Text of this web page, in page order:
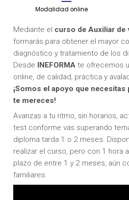
Modalidad online
Mediante el curso de Auxiliar de
formarás para obtener el mayor
diagnóstico y tratamiento de los
Desde INEFORMA te ofrecemos
online, de calidad, práctica y
¡Somos el apoyo que necesitas
te mereces!
Avanzas a tu ritmo, sin horarios,
test conforme vas superando
diploma tarda 1 o 2 meses.
realizar el curso, pero con 1 hora
plazo de entre 1 y 2 meses, aún
familiares.